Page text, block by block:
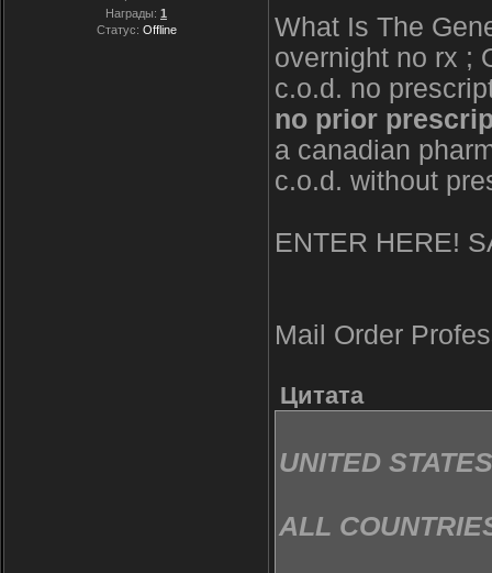
Награды: 1
Статус: Offline
What Is The
overnight no rx ;
c.o.d. no
no prior
a canadian
c.o.d. without
ENTER HERE!
Mail Order
Цитата
UNITED
ALL